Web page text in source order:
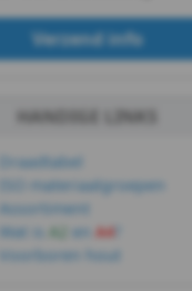
Verzend info
HANDIGE LINKS
Draadtabel
ISO materiaalgroepen
Assortiment
Wat is A2 en A4
Voorboren hout